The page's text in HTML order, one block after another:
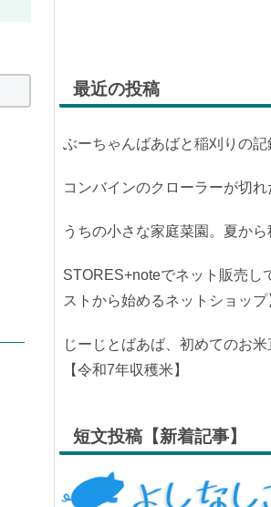
最近の投稿
ぶーちゃんばあばと稲刈りの記
コンバインのクローラーが切れ
うちの小さな家庭菜園。夏から
STORES+noteでネット販売し
ストから始めるネットショップ
じーじとばあば、初めてのお
【令和7年収穫米】
短文投稿【新着記事】